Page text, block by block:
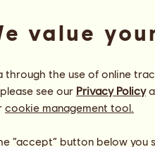
Bragder
Ferdigheter /
Ingen salg å vise
value
the use of online
see our Privacy Policy
cookie management tool.
“accept” button below